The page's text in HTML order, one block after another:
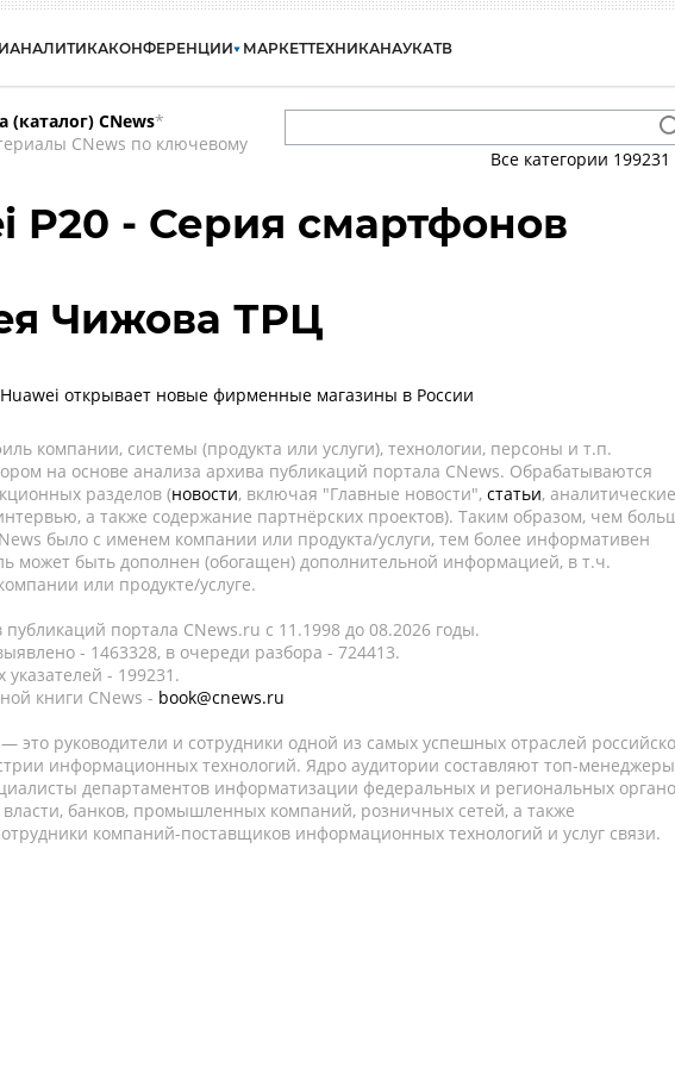
АНАЛИТИКАКОНФЕРЕНЦИИ МАРКЕТТЕХНИКАНАУКАТВ
(каталог) CNews*
CNews по ключевому
Все категории 199231
P20 - Серия смартфонов
Чижова ТРЦ
Huawei открывает новые фирменные магазины в России
компании, системы (продукта или услуги), технологии, персоны и т.п.
на основе анализа архива публикаций портала CNews. Обрабатываются
разделов (новости, включая "Главные новости", статьи, аналитические
а также содержание партнёрских проектов). Таким образом, чем
было с именем компании или продукта/услуги, тем более информативен
может быть дополнен (обогащен) дополнительной информацией, в т.ч.
или продукте/услуге.
портала CNews.ru c 11.1998 до 08.2026 годы.
- 1463328, в очереди разбора - 724413.
- 199231.
книги CNews - book@cnews.ru
это руководители и сотрудники одной из самых успешных отраслей
информационных технологий. Ядро аудитории составляют топ-
департаментов информатизации федеральных и региональных
власти, банков, промышленных компаний, розничных сетей, а также
компаний-поставщиков информационных технологий и услуг связи.